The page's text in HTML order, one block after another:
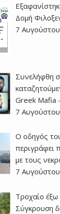
Δομή
7
Συνελήφθη
Greek Mafia
7
Ο οδηγός
περιγράφει
με τους
7
Τροχαίο
Σύγκρουση